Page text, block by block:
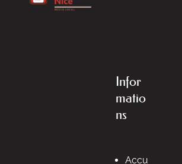
Infor
matio
ns
Accu